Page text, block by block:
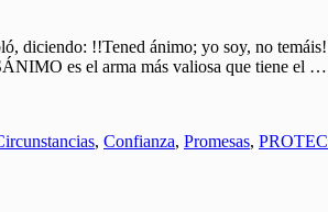
!!Tened ánimo; yo soy, no
es el arma más valiosa que tiene el …
, Confianza, Promesas,